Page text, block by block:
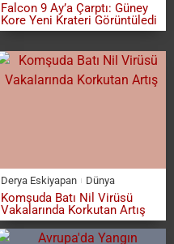
Falcon 9 Ay’a Çarptı: Güney
Kore Yeni Krateri Görüntüledi
Derya Eskiyapan Dünya
Komşuda Batı Nil Virüsü
Vakalarında Korkutan Artış